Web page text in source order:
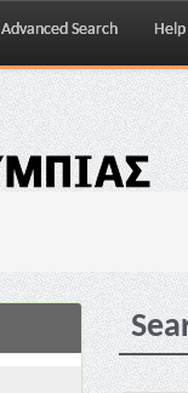
Advanced Search Help